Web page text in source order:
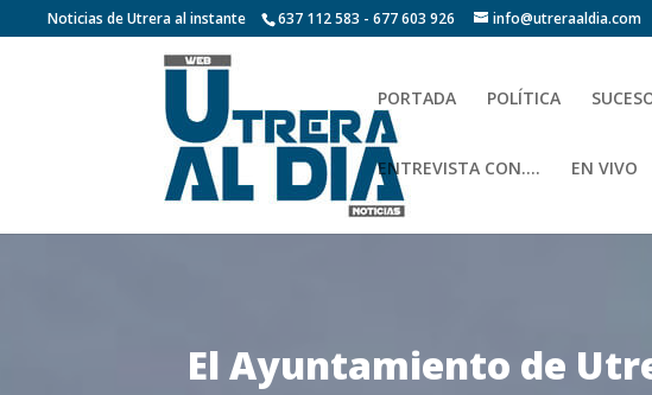
Noticias de Utrera al instante 637 112 583 - 677 603 926 info@utreraaldia.com
PORTADA POLÍTICA
ENTREVISTA CON…. EN VIVO
El Ayuntamiento de